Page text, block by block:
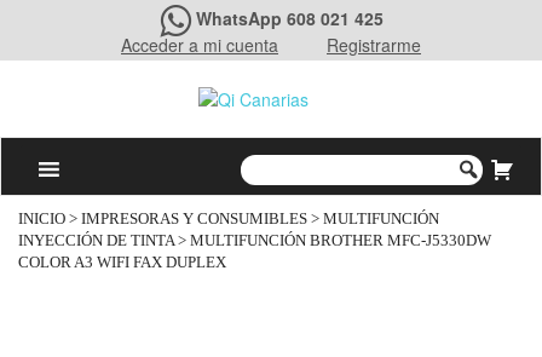
WhatsApp 608 021 425
Acceder a mi cuenta
Registrarme
INICIO > IMPRESORAS Y CONSUMIBLES > MULTIFUNCIÓN
INYECCIÓN DE TINTA> MULTIFUNCIÓN BROTHER MFC-J5330DW
COLOR A3 WIFI FAX DUPLEX